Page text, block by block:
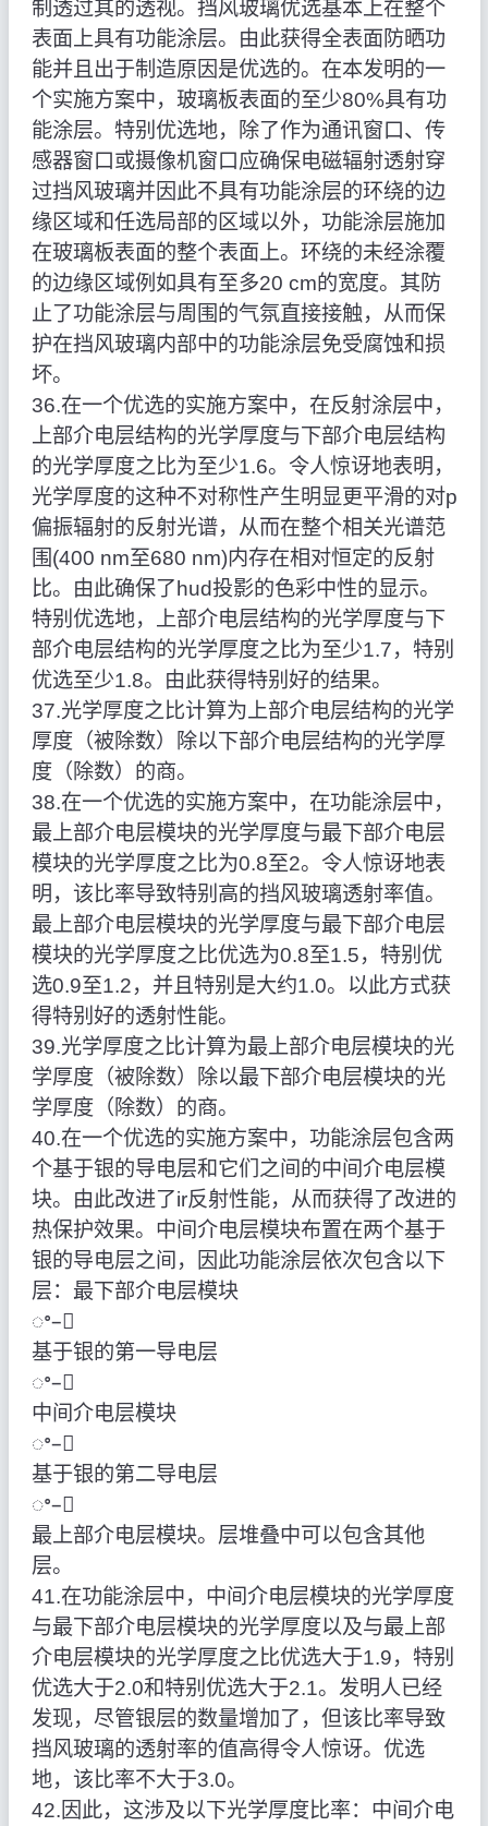
制透过其的透视。挡风玻璃优选基本上在整个
表面上具有功能涂层。由此获得全表面防晒功
能并且出于制造原因是优选的。在本发明的一
个实施方案中，玻璃板表面的至少80%具有功
能涂层。特别优选地，除了作为通讯窗口、传
感器窗口或摄像机窗口应确保电磁辐射透射穿
过挡风玻璃并因此不具有功能涂层的环绕的边
缘区域和任选局部的区域以外，功能涂层施加
在玻璃板表面的整个表面上。环绕的未经涂覆
的边缘区域例如具有至多20 cm的宽度。其防
止了功能涂层与周围的气氛直接接触，从而保
护在挡风玻璃内部中的功能涂层免受腐蚀和损
坏。
36.在一个优选的实施方案中，在反射涂层中，
上部介电层结构的光学厚度与下部介电层结构
的光学厚度之比为至少1.6。令人惊讶地表明，
光学厚度的这种不对称性产生明显更平滑的对p
偏振辐射的反射光谱，从而在整个相关光谱范
围(400 nm至680 nm)内存在相对恒定的反射
比。由此确保了hud投影的色彩中性的显示。
特别优选地，上部介电层结构的光学厚度与下
部介电层结构的光学厚度之比为至少1.7，特别
优选至少1.8。由此获得特别好的结果。
37.光学厚度之比计算为上部介电层结构的光学
厚度（被除数）除以下部介电层结构的光学厚
度（除数）的商。
38.在一个优选的实施方案中，在功能涂层中，
最上部介电层模块的光学厚度与最下部介电层
模块的光学厚度之比为0.8至2。令人惊讶地表
明，该比率导致特别高的挡风玻璃透射率值。
最上部介电层模块的光学厚度与最下部介电层
模块的光学厚度之比优选为0.8至1.5，特别优
选0.9至1.2，并且特别是大约1.0。以此方式获
得特别好的透射性能。
39.光学厚度之比计算为最上部介电层模块的光
学厚度（被除数）除以最下部介电层模块的光
学厚度（除数）的商。
40.在一个优选的实施方案中，功能涂层包含两
个基于银的导电层和它们之间的中间介电层模
块。由此改进了ir反射性能，从而获得了改进的
热保护效果。中间介电层模块布置在两个基于
银的导电层之间，因此功能涂层依次包含以下
层：最下部介电层模块
ꢀ–ꢀ
基于银的第一导电层
ꢀ–ꢀ
中间介电层模块
ꢀ–ꢀ
基于银的第二导电层
ꢀ–ꢀ
最上部介电层模块。层堆叠中可以包含其他
层。
41.在功能涂层中，中间介电层模块的光学厚度
与最下部介电层模块的光学厚度以及与最上部
介电层模块的光学厚度之比优选大于1.9，特别
优选大于2.0和特别优选大于2.1。发明人已经
发现，尽管银层的数量增加了，但该比率导致
挡风玻璃的透射率的值高得令人惊讶。优选
地，该比率不大于3.0。
42.因此，这涉及以下光学厚度比率：中间介电